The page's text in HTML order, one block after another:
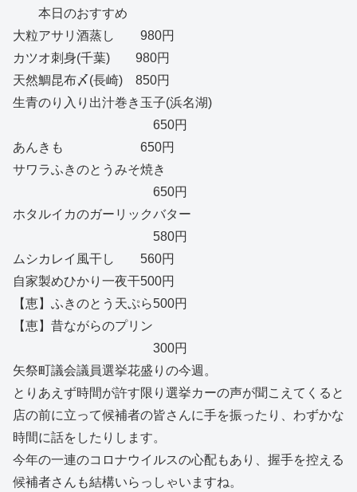
本日のおすすめ
大粒アサリ酒蒸し 980円
カツオ刺身(千葉) 980円
天然鯛昆布〆(長崎) 850円
生青のり入り出汁巻き玉子(浜名湖)
650円
あんきも 650円
サワラふきのとうみそ焼き
650円
ホタルイカのガーリックバター
580円
ムシカレイ風干し 560円
自家製めひかり一夜干500円
【恵】ふきのとう天ぷら500円
【恵】昔ながらのプリン
300円
矢祭町議会議員選挙花盛りの今週。
とりあえず時間が許す限り選挙カーの声が聞こえてくると
店の前に立って候補者の皆さんに手を振ったり、わずかな
時間に話をしたりします。
今年の一連のコロナウイルスの心配もあり、握手を控える
候補者さんも結構いらっしゃいますね。